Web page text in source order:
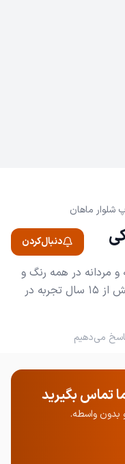
شلوار ماهان
دنبال‌کردن
و مردانه در همه رنگ و
همه سایز از یک دست تا 1000 دست بیش از 15 سال تجربه در
تماس بگیرید
بدون واسطه.